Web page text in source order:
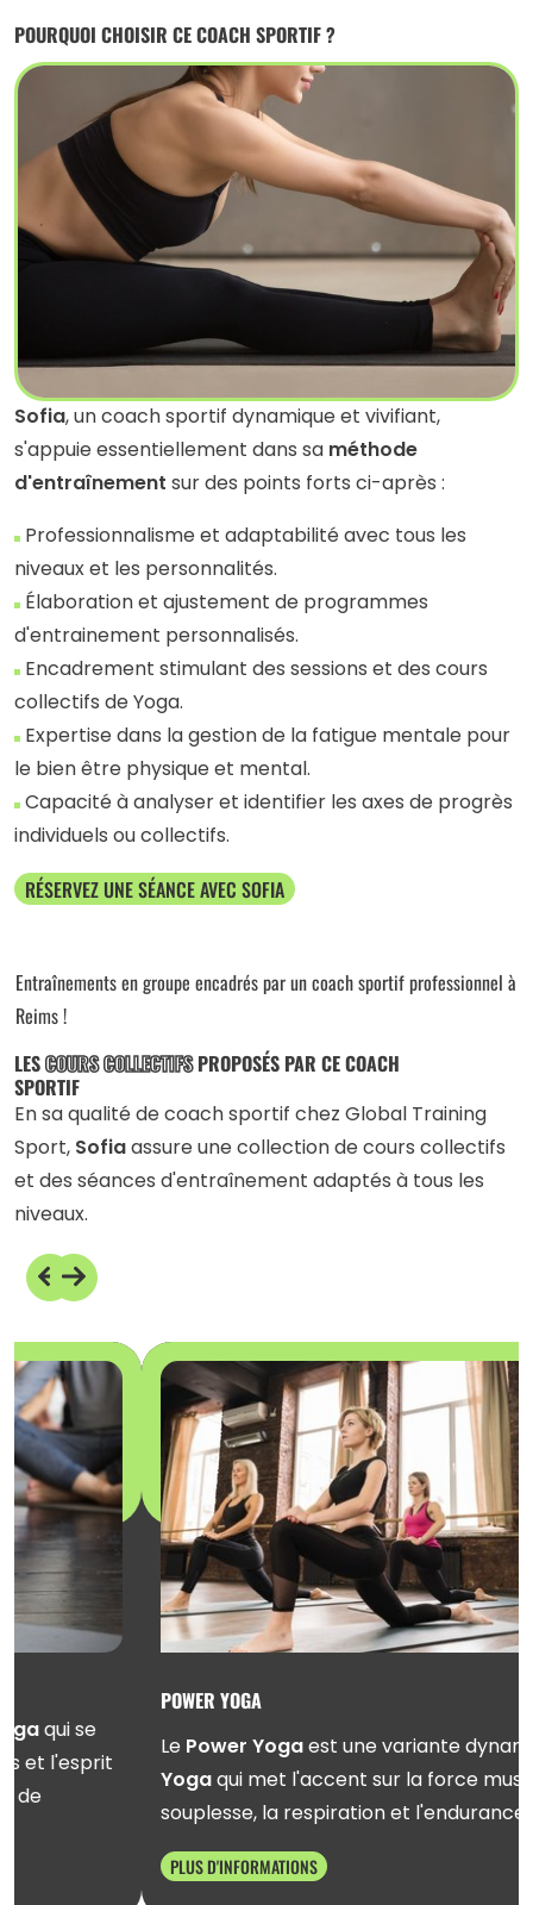
POURQUOI CHOISIR CE COACH SPORTIF ?
Sofia, un coach sportif dynamique et vivifiant,
s'appuie essentiellement dans saméthode
d'entraînementsur des points forts ci-après :
Professionnalisme et adaptabilité avec tous les
niveaux et les personnalités.
Élaboration et ajustement de programmes
d'entrainement personnalisés.
Encadrement stimulant des sessions et des cours
collectifs de Yoga.
Expertise dans la gestion de la fatigue mentale pour
le bien être physique et mental.
Capacité à analyser et identifier les axes de progrès
individuels ou collectifs.
RÉSERVEZ UNE SÉANCE AVEC SOFIA
LESCOURS COLLECTIFSPROPOSÉS PAR CE COACH
SPORTIF
Entraînements en groupe encadrés par un coach sportif professionnel à
Reims !
En sa qualité de coach sportif chez Global Training
Sport,Sofiaassure une collection de cours collectifs
et des séances d'entraînement adaptés à tous les
niveaux.
Le Power Yogaest une variante dynamique du
Yoga qui met l'accent sur la force musculaire, la
souplesse, la respiration et l'endurance.
PLUS D'INFORMATIONS